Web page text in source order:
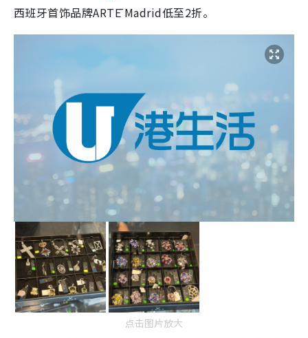
西班牙首饰品牌ARTĒ Madrid低至2折。
点击图片放大